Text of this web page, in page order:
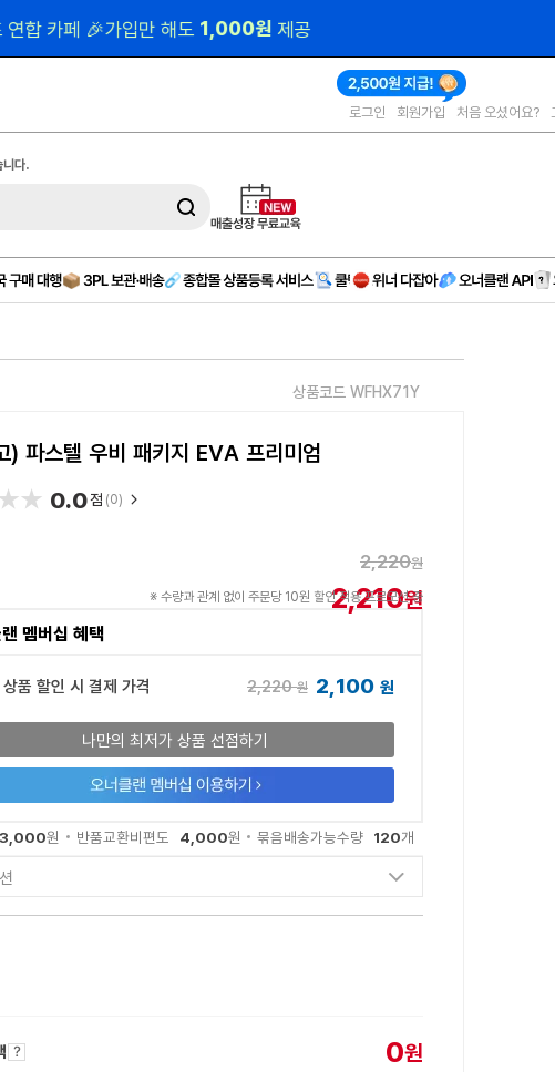
1,000원 제공
로그인 회원가입 처음 오셨어요?
다.
상품코드 WFHX71Y
) 파스텔 우비 패키지 EVA 프리미엄
0.0점 (0)
2,220원
2,210원
※ 수량과 관계 없이 주문당 10원 할인 적용 프로모션 중
멤버십 혜택
품 할인 시 결제 가격 2,220원 2,100 원
나만의 최저가 상품 선점하기
3,000원 반품교환비편도 4,000원 묶음배송가능수량 120개
0원